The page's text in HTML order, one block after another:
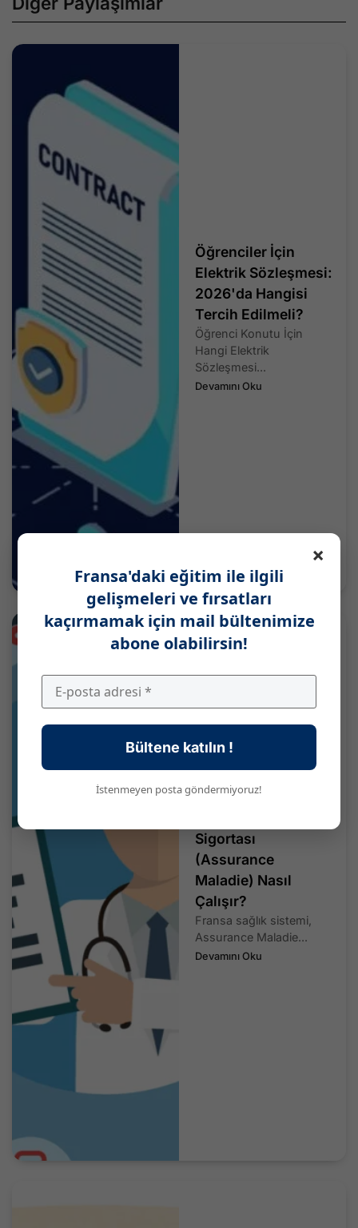
Öğrenciler İçin
Elektrik Sözleşmesi:
2026'da Hangisi
Tercih Edilmeli?
Öğrenci Konutu İçin
Hangi Elektrik
Sözleşmesi...
Devamını Oku
Sigortası
(Assurance
Maladie) Nasıl
Çalışır?
Fransa sağlık sistemi,
Assurance Maladie...
Devamını Oku
×
Fransa'daki eğitim ile ilgili
gelişmeleri ve fırsatları
kaçırmamak için mail bültenimize
abone olabilirsin!
Bültene katılın !
İstenmeyen posta göndermiyoruz!